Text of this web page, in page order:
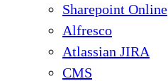
Sharepoint Online
Alfresco
Atlassian JIRA
CMS